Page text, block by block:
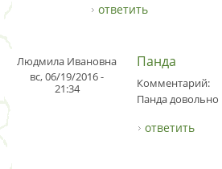
ответить
Людмила Ивановна
вс, 06/19/2016 -
21:34
Панда
Комментарий:
Панда
ответить